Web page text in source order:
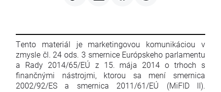
Tento materiál je marketingovou komunikáciou v
zmysle čl. 24 ods. 3 smernice Európskeho parlamentu
a Rady 2014/65/EÚ z 15. mája 2014 o trhoch s
finančnými nástrojmi, ktorou sa mení smernica
2002/92/ES a smernica 2011/61/EÚ (MiFID II).